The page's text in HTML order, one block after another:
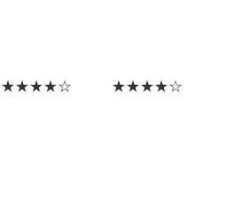
★★★★☆ ★★★★☆